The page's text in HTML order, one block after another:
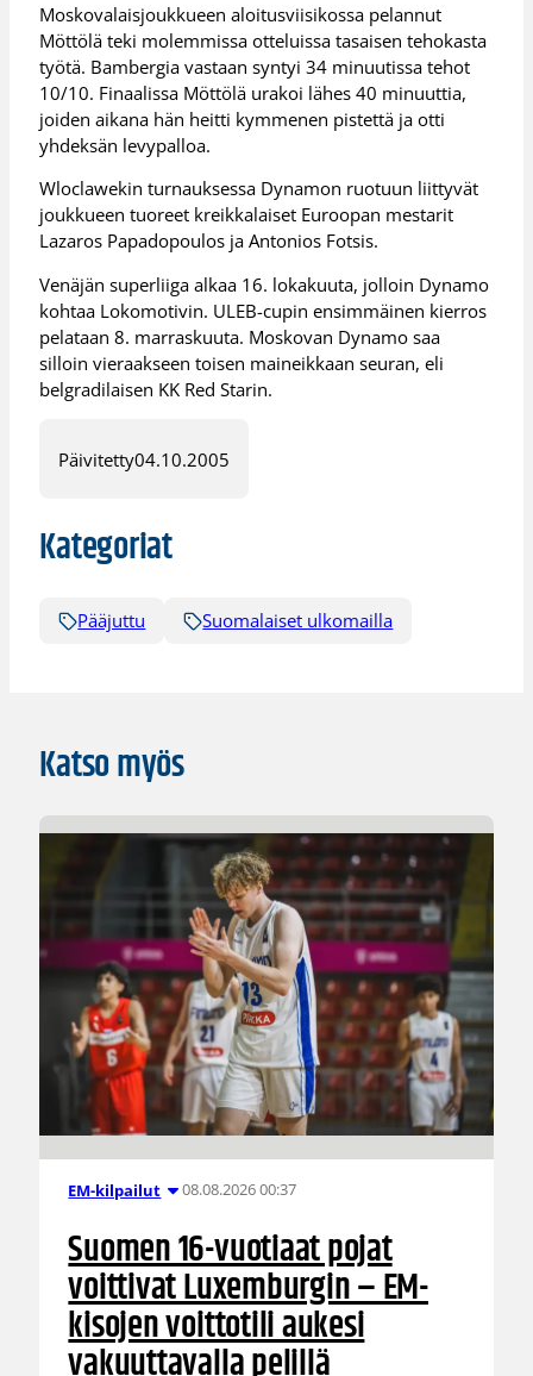
Moskovalaisjoukkueen aloitusviisikossa pelannut
Möttölä teki molemmissa otteluissa tasaisen tehokasta
työtä. Bambergia vastaan syntyi 34 minuutissa tehot
10/10. Finaalissa Möttölä urakoi lähes 40 minuuttia,
joiden aikana hän heitti kymmenen pistettä ja otti
yhdeksän levypalloa.
Wloclawekin turnauksessa Dynamon ruotuun liittyvät
joukkueen tuoreet kreikkalaiset Euroopan mestarit
Lazaros Papadopoulos ja Antonios Fotsis.
Venäjän superliiga alkaa 16. lokakuuta, jolloin Dynamo
kohtaa Lokomotivin. ULEB-cupin ensimmäinen kierros
pelataan 8. marraskuuta. Moskovan Dynamo saa
silloin vieraakseen toisen maineikkaan seuran, eli
belgradilaisen KK Red Starin.
Päivitetty04.10.2005
Kategoriat
Pääjuttu Suomalaiset ulkomailla
Katso myös
EM-kilpailut 08.08.2026 00:37
Suomen 16-vuotiaat pojat
voittivat Luxemburgin – EM-
kisojen voittotili aukesi
vakuuttavalla pelillä